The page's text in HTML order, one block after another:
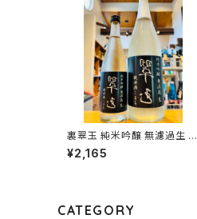
裏翠玉 純米吟醸 無濾過生 秋
田酒こまち 720ml１本（両関
酒造・秋田県湯沢市前森）
¥2,165
CATEGORY